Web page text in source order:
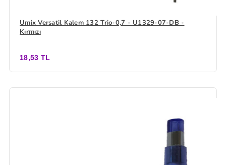
Umix Versatil Kalem 132 Trio-0,7 - U1329-07-DB -
Kırmızı
18,53 TL